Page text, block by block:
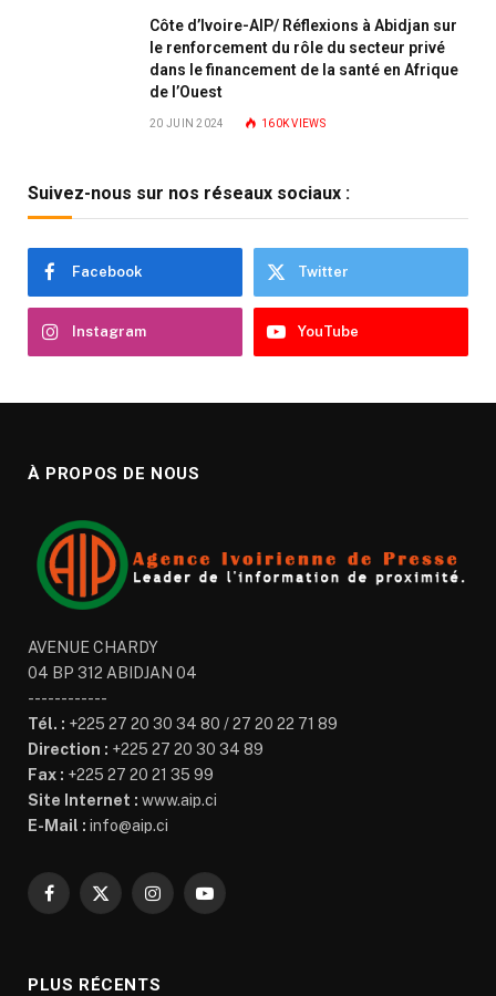
Côte d’Ivoire-AIP/ Réflexions à Abidjan sur
le renforcement du rôle du secteur privé
dans le financement de la santé en Afrique
de l’Ouest
20 JUIN 2024 160KVIEWS
Suivez-nous sur nos réseaux sociaux :
Facebook Twitter
Instagram YouTube
À PROPOS DE NOUS
AVENUE CHARDY
04 BP 312 ABIDJAN 04
------------
Tél. : +225 27 20 30 34 80 / 27 20 22 71 89
Direction : +225 27 20 30 34 89
Fax : +225 27 20 21 35 99
Site Internet : www.aip.ci
E-Mail : info@aip.ci
Facebook
X
InstagramYouTube
PLUS RÉCENTS